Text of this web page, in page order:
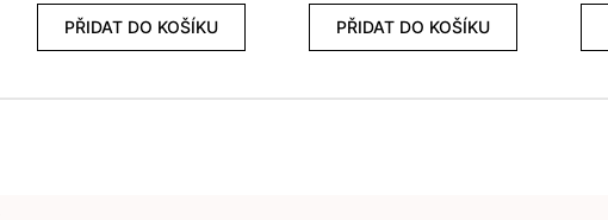
PŘIDAT DO KOŠÍKU PŘIDAT DO KOŠÍKU